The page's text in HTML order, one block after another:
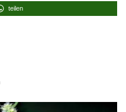
teilen